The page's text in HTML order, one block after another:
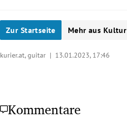
Zur Startseite Mehr aus Kultur
kurier.at, guitar | 13.01.2023, 17:46
Kommentare